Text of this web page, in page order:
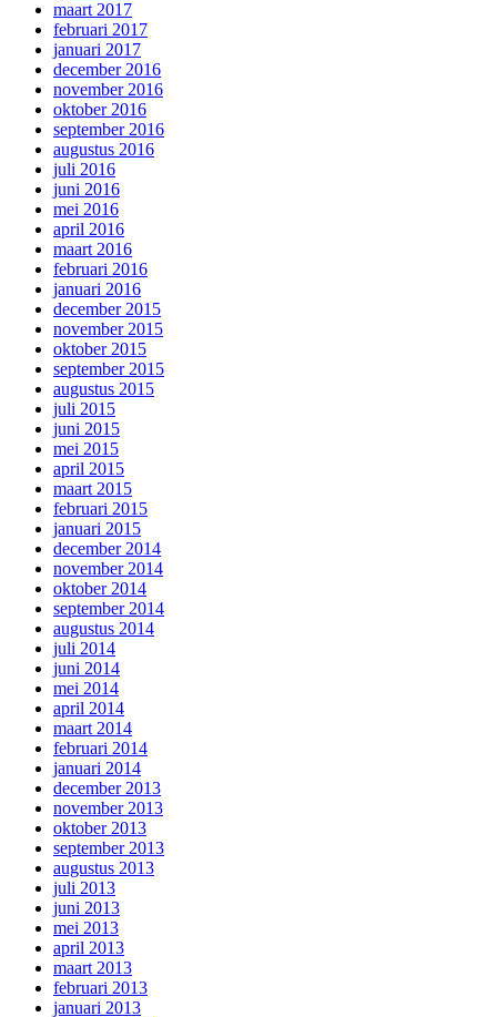
maart 2017
februari 2017
januari 2017
december 2016
november 2016
oktober 2016
september 2016
augustus 2016
juli 2016
juni 2016
mei 2016
april 2016
maart 2016
februari 2016
januari 2016
december 2015
november 2015
oktober 2015
september 2015
augustus 2015
juli 2015
juni 2015
mei 2015
april 2015
maart 2015
februari 2015
januari 2015
december 2014
november 2014
oktober 2014
september 2014
augustus 2014
juli 2014
juni 2014
mei 2014
april 2014
maart 2014
februari 2014
januari 2014
december 2013
november 2013
oktober 2013
september 2013
augustus 2013
juli 2013
juni 2013
mei 2013
april 2013
maart 2013
februari 2013
januari 2013